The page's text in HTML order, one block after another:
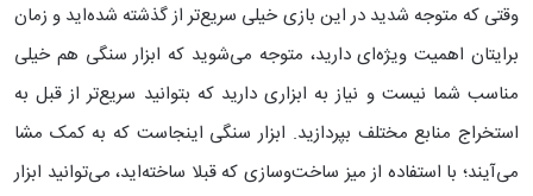
وقتی که متوجه شدید در این بازی خیلی سریع‌تر از گذشته شده‌اید و زمان
برایتان اهمیت ویژه‌ای دارید، متوجه می‌شوید که ابزار سنگی هم خیلی
مناسب شما نیست و نیاز به ابزاری دارید که بتوانید سریع‌تر از قبل به
استخراج منابع مختلف بپردازید. ابزار سنگی اینجاست که به کمک مشا
می‌آیند؛ با استفاده از میز ساخت‌و‌سازی که قبلا ساخته‌اید، می‌توانید ابزار